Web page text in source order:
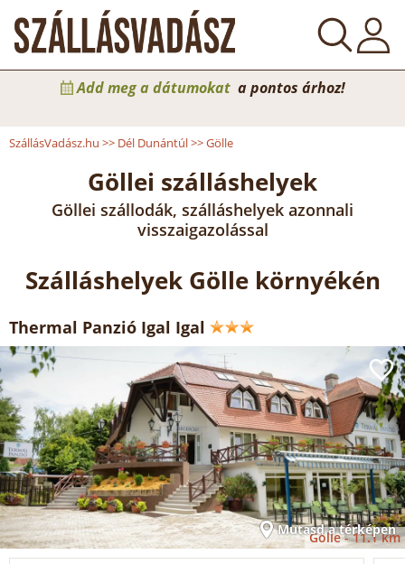
Add meg a dátumokat a pontos árhoz!
SzállásVadász.hu >> Dél Dunántúl>>Gölle
Göllei szálláshelyek
Göllei szállodák, szálláshelyek azonnali
visszaigazolással
Szálláshelyek Gölle környékén
Thermal Panzió Igal Igal
Mutasd a térképen
Gölle -11.1 km